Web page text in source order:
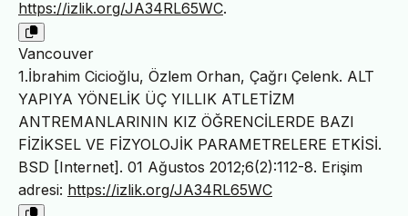
https://izlik.org/JA34RL65WC.
Vancouver
1.İbrahim Cicioğlu, Özlem Orhan, Çağrı Çelenk. ALT
YAPIYA YÖNELİK ÜÇ YILLIK ATLETİZM
ANTREMANLARININ KIZ ÖĞRENCİLERDE BAZI
FİZİKSEL VE FİZYOLOJİK PARAMETRELERE ETKİSİ.
BSD [Internet]. 01 Ağustos 2012;6(2):112-8. Erişim
adresi: https://izlik.org/JA34RL65WC